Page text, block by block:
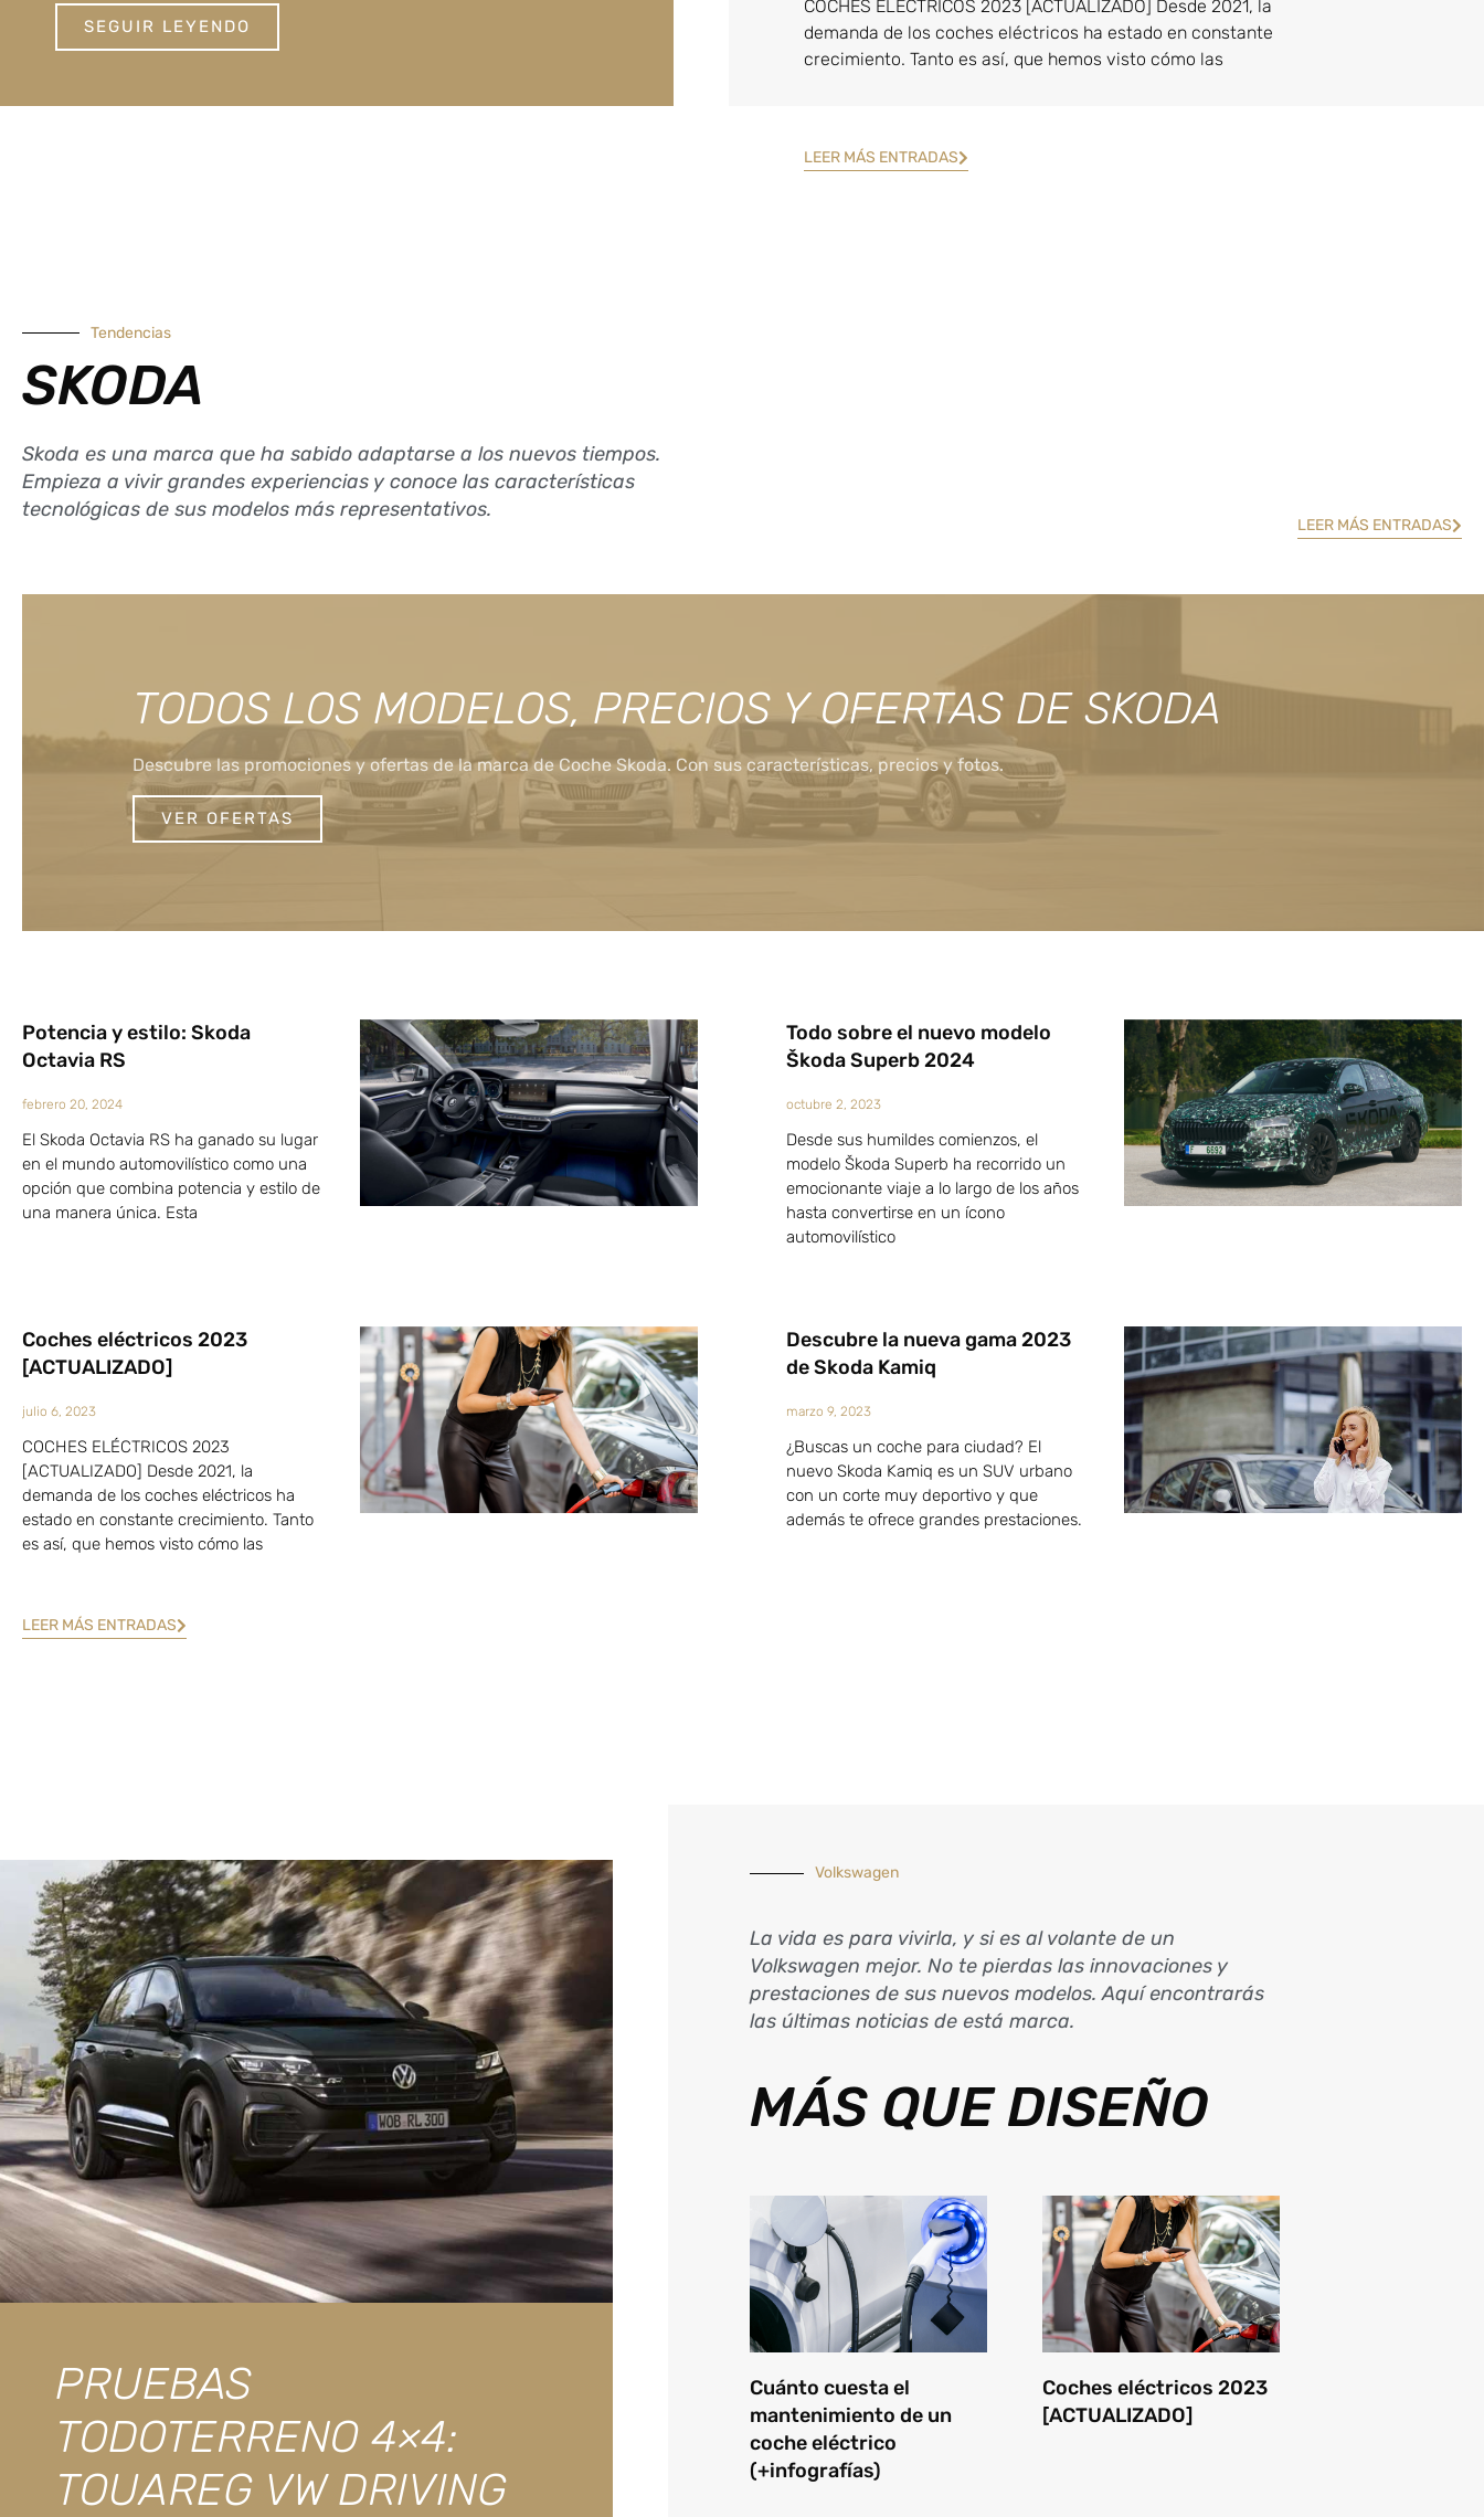
SEGUIR LEYENDO
COCHES ELÉCTRICOS 2023 [ACTUALIZADO] Desde 2021, la
demanda de los coches eléctricos ha estado en constante
crecimiento. Tanto es así, que hemos visto cómo las
LEER MÁS ENTRADAS
Tendencias
SKODA
Skoda es una marca que ha sabido adaptarse a los nuevos tiempos.
Empieza a vivir grandes experiencias y conoce las características
tecnológicas de sus modelos más representativos.
LEER MÁS ENTRADAS
TODOS LOS MODELOS, PRECIOS Y OFERTAS DE SKODA
Descubre las promociones y ofertas de la marca de Coche Skoda. Con sus características, precios y fotos.
VER OFERTAS
Potencia y estilo: Skoda
Octavia RS
febrero 20, 2024
El Skoda Octavia RS ha ganado su lugar
en el mundo automovilístico como una
opción que combina potencia y estilo de
una manera única. Esta
Todo sobre el nuevo modelo
Škoda Superb 2024
octubre 2, 2023
Desde sus humildes comienzos, el
modelo Škoda Superb ha recorrido un
emocionante viaje a lo largo de los años
hasta convertirse en un ícono
automovilístico
Coches eléctricos 2023
[ACTUALIZADO]
julio 6, 2023
COCHES ELÉCTRICOS 2023
[ACTUALIZADO] Desde 2021, la
demanda de los coches eléctricos ha
estado en constante crecimiento. Tanto
es así, que hemos visto cómo las
Descubre la nueva gama 2023
de Skoda Kamiq
marzo 9, 2023
¿Buscas un coche para ciudad? El
nuevo Skoda Kamiq es un SUV urbano
con un corte muy deportivo y que
además te ofrece grandes prestaciones.
LEER MÁS ENTRADAS
PRUEBAS
TODOTERRENO 4×4:
TOUAREG VW DRIVING
Volkswagen
La vida es para vivirla, y si es al volante de un
Volkswagen mejor. No te pierdas las innovaciones y
prestaciones de sus nuevos modelos. Aquí encontrarás
las últimas noticias de está marca.
MÁS QUE DISEÑO
Cuánto cuesta el
mantenimiento de un
coche eléctrico
(+infografías)
Coches eléctricos 2023
[ACTUALIZADO]